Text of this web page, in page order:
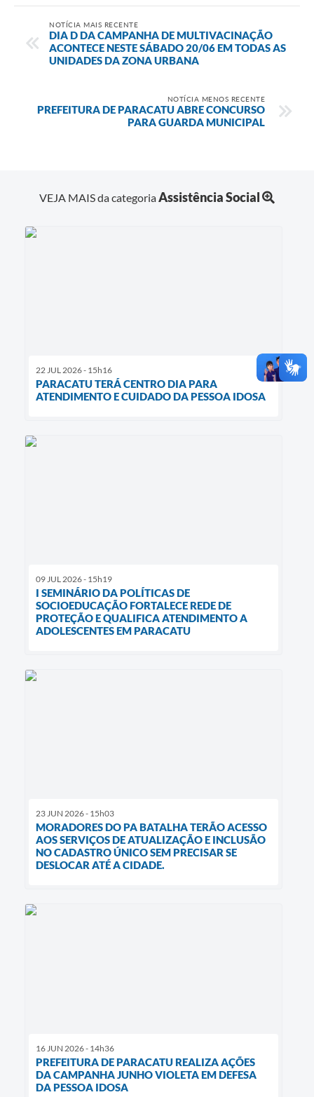
NOTÍCIA MAIS RECENTE
DIA D DA CAMPANHA DE MULTIVACINAÇÃO
ACONTECE NESTE SÁBADO 20/06 EM TODAS AS
UNIDADES DA ZONA URBANA
NOTÍCIA MENOS RECENTE
PREFEITURA DE PARACATU ABRE CONCURSO
PARA GUARDA MUNICIPAL
VEJA MAIS da categoriaAssistência Social
22 JUL 2026 - 15h16
PARACATU TERÁ CENTRO DIA PARA
ATENDIMENTO E CUIDADO DA PESSOA IDOSA
09 JUL 2026 - 15h19
I SEMINÁRIO DA POLÍTICAS DE
SOCIOEDUCAÇÃO FORTALECE REDE DE
PROTEÇÃO E QUALIFICA ATENDIMENTO A
ADOLESCENTES EM PARACATU
23 JUN 2026 - 15h03
MORADORES DO PA BATALHA TERÃO ACESSO
AOS SERVIÇOS DE ATUALIZAÇÃO E INCLUSÃO
NO CADASTRO ÚNICO SEM PRECISAR SE
DESLOCAR ATÉ A CIDADE.
16 JUN 2026 - 14h36
PREFEITURA DE PARACATU REALIZA AÇÕES
DA CAMPANHA JUNHO VIOLETA EM DEFESA
DA PESSOA IDOSA